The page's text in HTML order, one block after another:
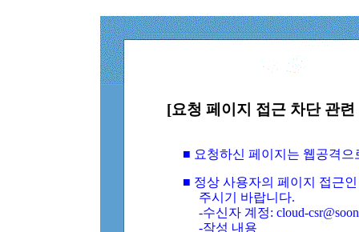
[요청 페이지 접근 차단 관
■ 요청하신 페이지는 웹공격
■ 정상 사용자의 페이지 접근
주시기 바랍니다.
-수신자 계정: cloud-
-작성 내용